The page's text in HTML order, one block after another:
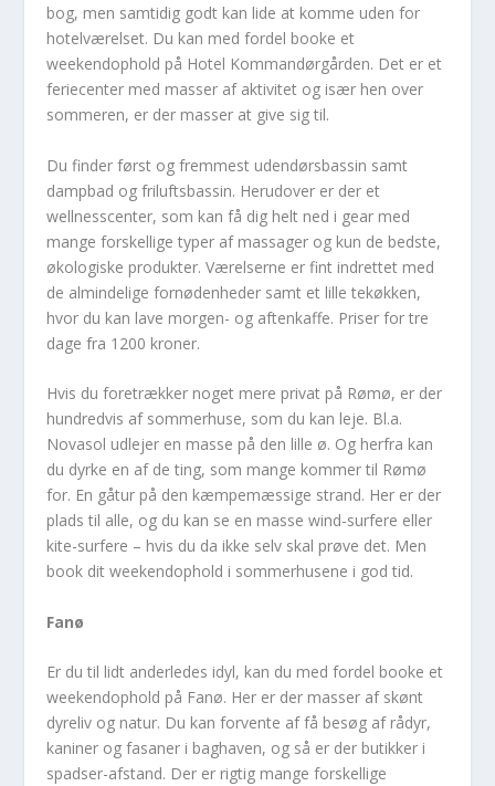
bog, men samtidig godt kan lide at komme uden for
hotelværelset. Du kan med fordel booke et
weekendophold på Hotel Kommandørgården. Det er et
feriecenter med masser af aktivitet og især hen over
sommeren, er der masser at give sig til.
Du finder først og fremmest udendørsbassin samt
dampbad og friluftsbassin. Herudover er der et
wellnesscenter, som kan få dig helt ned i gear med
mange forskellige typer af massager og kun de bedste,
økologiske produkter. Værelserne er fint indrettet med
de almindelige fornødenheder samt et lille tekøkken,
hvor du kan lave morgen- og aftenkaffe. Priser for tre
dage fra 1200 kroner.
Hvis du foretrækker noget mere privat på Rømø, er der
hundredvis af sommerhuse, som du kan leje. Bl.a.
Novasol udlejer en masse på den lille ø. Og herfra kan
du dyrke en af de ting, som mange kommer til Rømø
for. En gåtur på den kæmpemæssige strand. Her er der
plads til alle, og du kan se en masse wind-surfere eller
kite-surfere – hvis du da ikke selv skal prøve det. Men
book dit weekendophold i sommerhusene i god tid.
Fanø
Er du til lidt anderledes idyl, kan du med fordel booke et
weekendophold på Fanø. Her er der masser af skønt
dyreliv og natur. Du kan forvente af få besøg af rådyr,
kaniner og fasaner i baghaven, og så er der butikker i
spadser-afstand. Der er rigtig mange forskellige